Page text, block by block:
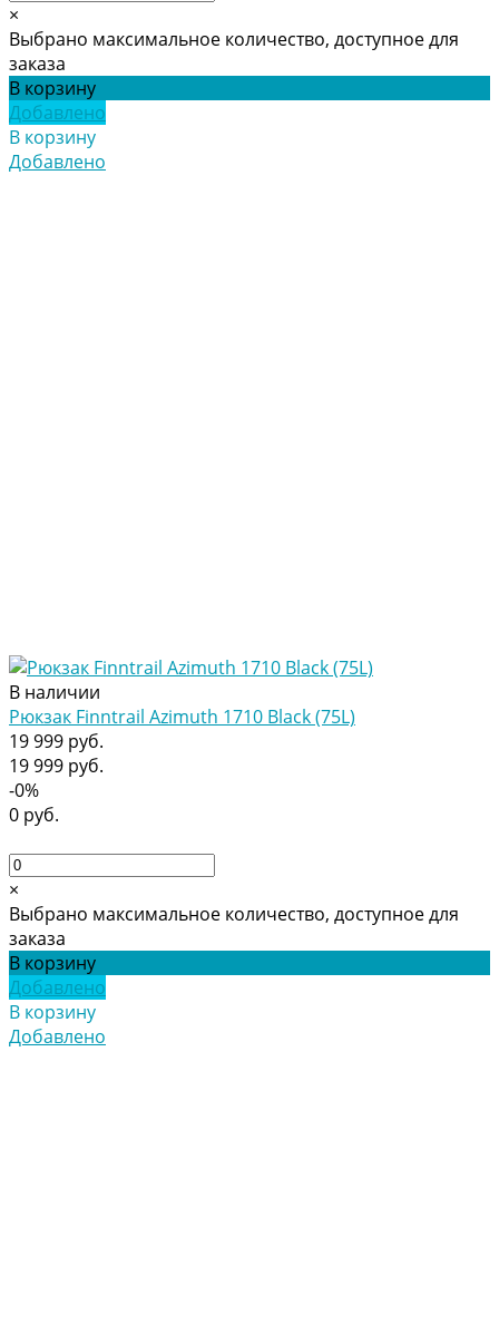
×
Выбрано максимальное количество, доступное для
заказа
В корзину
Добавлено
В корзину
Добавлено
В наличии
Рюкзак Finntrail Azimuth 1710 Black (75L)
19 999 руб.
19 999 руб.
-0%
0 руб.
×
Выбрано максимальное количество, доступное для
заказа
В корзину
Добавлено
В корзину
Добавлено